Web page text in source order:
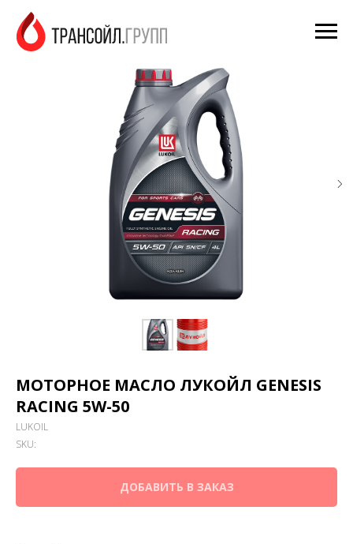
МОТОРНОЕ МАСЛО ЛУКОЙЛ GENESIS
RACING 5W-50
LUKOIL
SKU:
ДОБАВИТЬ В ЗАКАЗ